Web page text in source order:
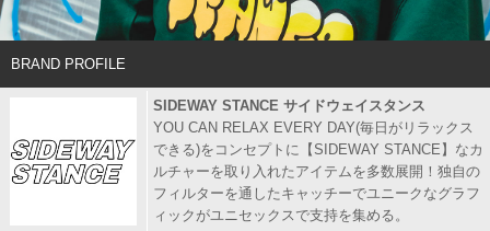
BRAND PROFILE
SIDEWAY STANCE サイドウェイスタンス
YOU CAN RELAX EVERY DAY(毎日がリラックス
できる)をコンセプトに【SIDEWAY STANCE】なカ
ルチャーを取り入れたアイテムを多数展開！独自の
フィルターを通したキャッチーでユニークなグラフ
ィックがユニセックスで支持を集める。